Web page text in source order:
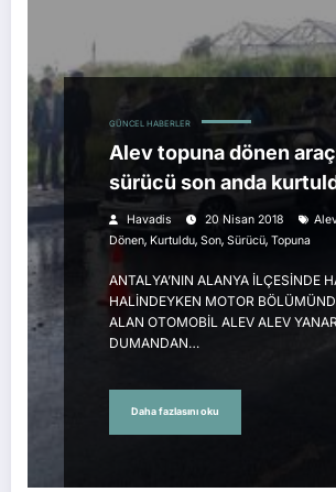
GÜNCEL HABERLER
Alev topuna dönen
sürücü son anda
Havadis 20 Nisan 2018
Dönen, Kurtuldu, Son, Sürücü, Topuna
ANTALYA’NIN ALANYA İLÇESİNDE
HALİNDEYKEN MOTOR
ALAN OTOMOBİL ALEV ALEV
DUMANDAN…
Daha fazlasını oku